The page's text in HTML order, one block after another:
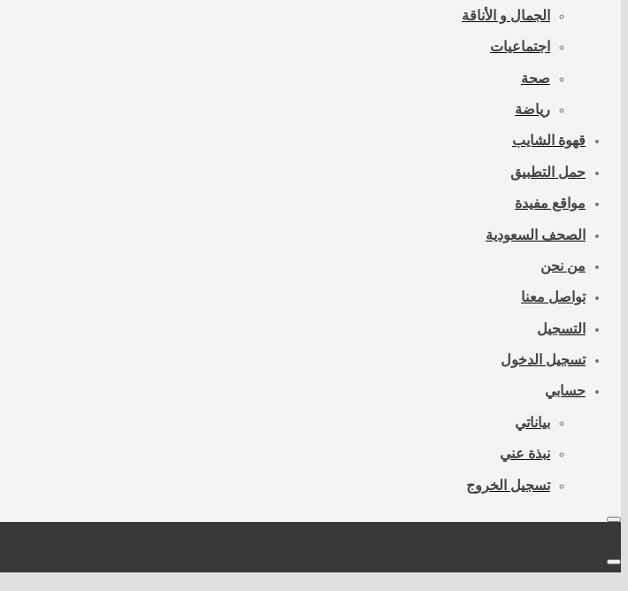
الجمال و الأناقة
اجتماعيات
صحة
رياضة
قهوة الشايب
حمل التطبيق
مواقع مفيدة
الصحف السعودية
من نحن
تواصل معنا
التسجيل
تسجيل الدخول
حسابي
بياناتي
نبذة عني
تسجيل الخروج